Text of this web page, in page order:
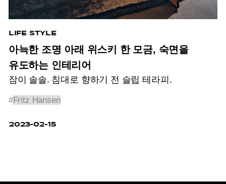
LIFE STYLE
아늑한 조명 아래 위스키 한 모금, 숙면을
유도하는 인테리어
잠이 솔솔. 침대로 향하기 전 슬립 테라피.
#Fritz Hansen
2023-02-15